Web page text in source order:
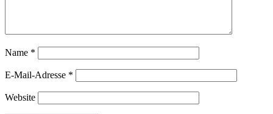
Name *
E-Mail-Adresse *
Website